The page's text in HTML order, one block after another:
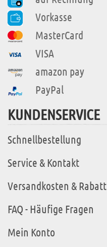
Vorkasse
MasterCard
VISA
amazon pay
PayPal
KUNDENSERVICE
Schnellbestellung
Service & Kontakt
Versandkosten & Rabatt
FAQ - Häufige Fragen
Mein Konto